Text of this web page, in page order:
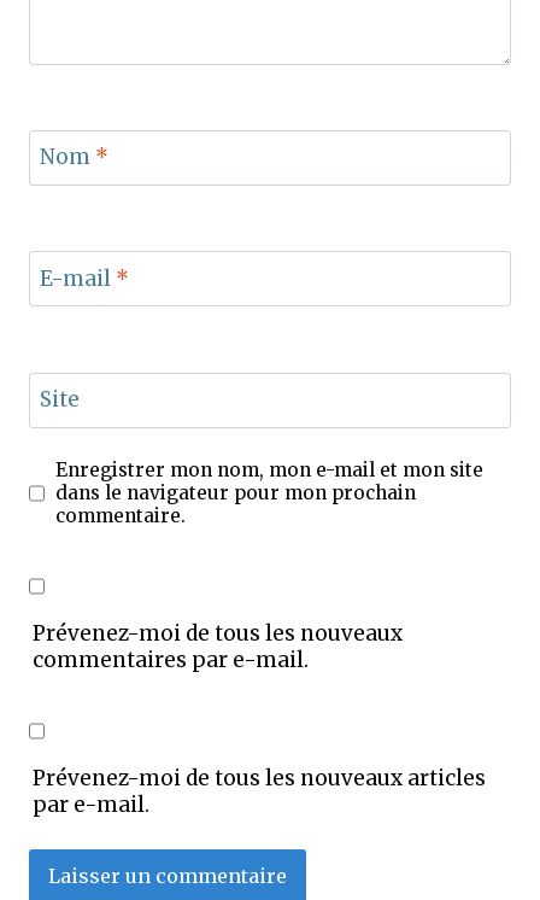
Nom *
E-mail *
Site
Enregistrer mon nom, mon e-mail et mon site
dans le navigateur pour mon prochain
commentaire.
Prévenez-moi de tous les nouveaux
commentaires par e-mail.
Prévenez-moi de tous les nouveaux articles
par e-mail.